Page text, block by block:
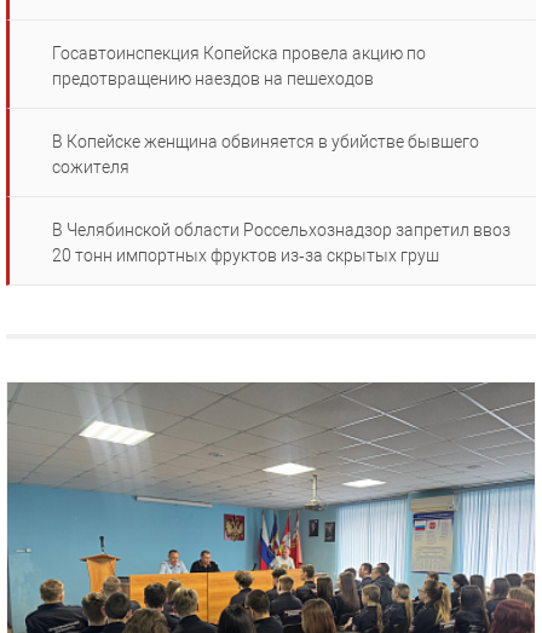
Госавтоинспекция Копейска провела акцию по
предотвращению наездов на пешеходов
В Копейске женщина обвиняется в убийстве бывшего
сожителя
В Челябинской области Россельхознадзор запретил ввоз
20 тонн импортных фруктов из‑за скрытых груш